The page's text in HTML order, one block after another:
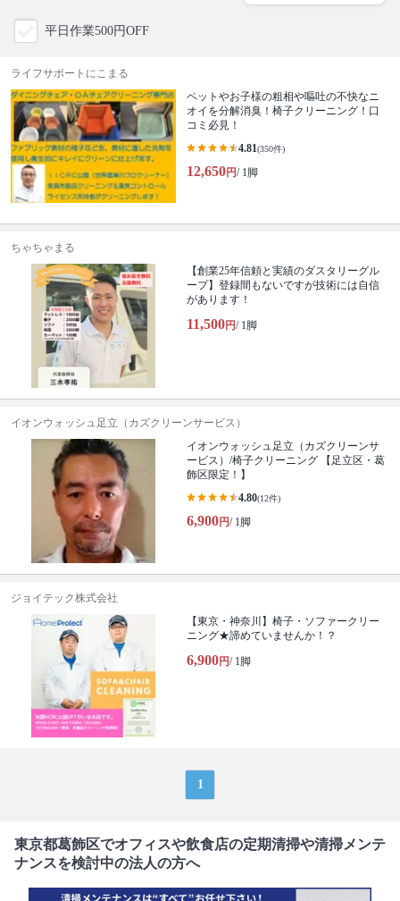
平日作業500円OFF
ライフサポートにこまる
ペットやお子様の粗相や嘔吐の不快なニ
オイを分解消臭！椅子クリーニング！口
コミ必見！
4.81(350件)
12,650円/ 1脚
ちゃちゃまる
【創業25年信頼と実績のダスタリーグル
ープ】登録間もないですが技術には自信
があります！
11,500円/ 1脚
イオンウォッシュ足立（カズクリーンサービス）
イオンウォッシュ足立（カズクリーンサ
ービス）/椅子クリーニング 【足立区・葛
飾区限定！】
4.80(12件)
6,900円/ 1脚
ジョイテック株式会社
【東京・神奈川】椅子・ソファークリー
ニング★諦めていませんか！？
6,900円/ 1脚
1
東京都葛飾区でオフィスや飲食店の定期清掃や清掃メンテ
ナンスを検討中の法人の方へ